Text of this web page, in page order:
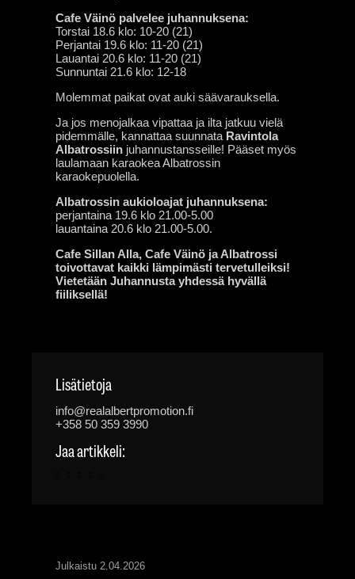
Cafe Väinö palvelee juhannuksena:
Torstai 18.6 klo: 10-20 (21)
Perjantai 19.6 klo: 11-20 (21)
Lauantai 20.6 klo: 11-20 (21)
Sunnuntai 21.6 klo: 12-18
Molemmat paikat ovat auki säävarauksella.
Ja jos menojalkaa vipattaa ja ilta jatkuu vielä
pidemmälle, kannattaa suunnata Ravintola
Albatrossiin juhannustansseille! Pääset myös
laulamaan karaokea Albatrossin
karaokepuolella.
Albatrossin aukioloajat juhannuksena:
perjantaina 19.6 klo 21.00-5.00
lauantaina 20.6 klo 21.00-5.00.
Cafe Sillan Alla, Cafe Väinö ja Albatrossi
toivottavat kaikki lämpimästi tervetulleiksi!
Vietetään Juhannusta yhdessä hyvällä
fiiliksellä!
Lisätietoja
info@realalbertpromotion.fi
+358 50 359 3990
Jaa artikkeli:
Julkaistu 2.04.2026